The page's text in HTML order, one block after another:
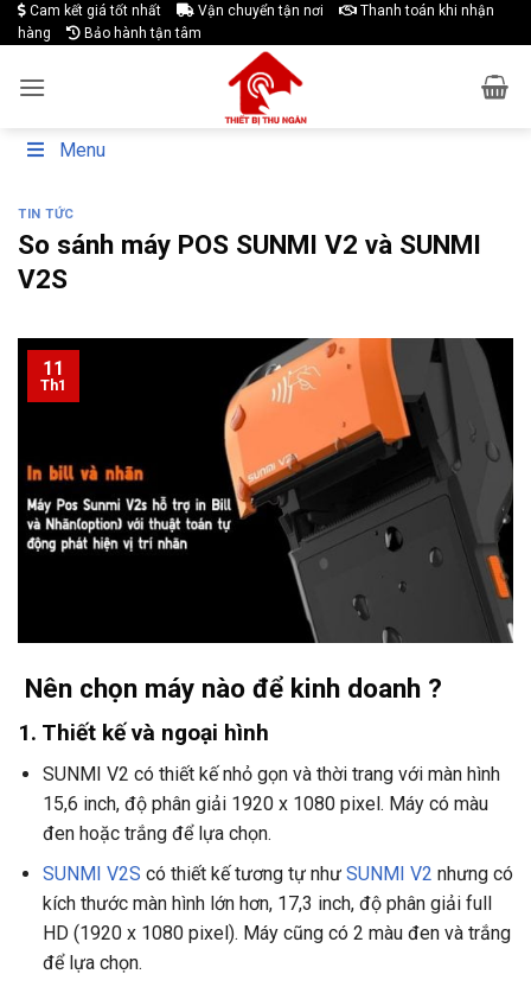
Skip
to
Cam kết giá tốt nhất Vận chuyển tận nơi
Thanh toán khi nhận
hàng
Bảo hành tận tâm
Menu
TIN TỨC
So sánh máy POS SUNMI V2 và SUNMI
V2S
11
Th1
Nên chọn máy nào để kinh doanh ?
1. Thiết kế và ngoại hình
SUNMI V2 có thiết kế nhỏ gọn và thời trang với màn hình
15,6 inch, độ phân giải 1920 x 1080 pixel. Máy có màu
đen hoặc trắng để lựa chọn.
SUNMI V2S có thiết kế tương tự như SUNMI V2 nhưng có
kích thước màn hình lớn hơn, 17,3 inch, độ phân giải full
HD (1920 x 1080 pixel). Máy cũng có 2 màu đen và trắng
để lựa chọn.